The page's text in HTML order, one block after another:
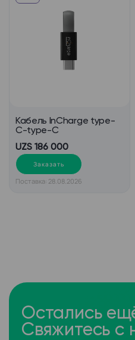
Кабель InCharge type-
C-type-C
UZS 186 000
Заказать
Поставка: 28.08.2026
Остались
Свяжитесь с